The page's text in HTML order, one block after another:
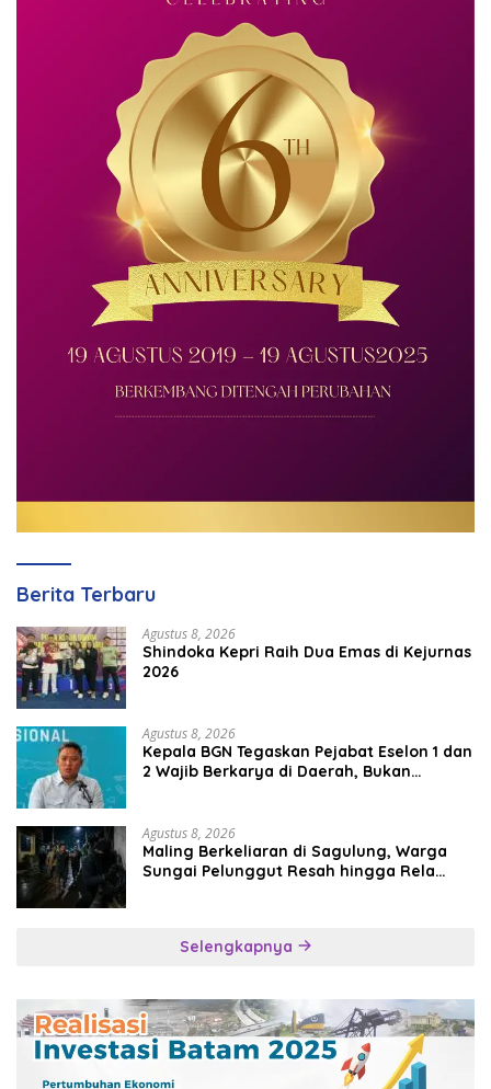
Berita Terbaru
Agustus 8, 2026
Shindoka Kepri Raih Dua Emas di Kejurnas
2026
Agustus 8, 2026
Kepala BGN Tegaskan Pejabat Eselon 1 dan
2 Wajib Berkarya di Daerah, Bukan
Agustus 8, 2026
Maling Berkeliaran di Sagulung, Warga
Sungai Pelunggut Resah hingga Rela
Selengkapnya